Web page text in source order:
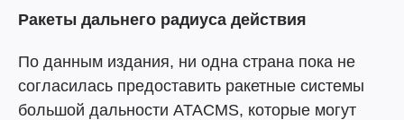
Ракеты дальнего радиуса действия
По данным издания, ни одна страна пока не
согласилась предоставить ракетные системы
большой дальности ATACMS, которые могут